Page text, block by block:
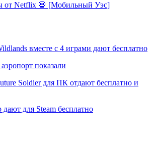
от Netflix 💀 [Мобильный Уэс]
вместе с 4 играми дают бесплатно
показали
Soldier для ПК отдают бесплатно и
для Steam бесплатно